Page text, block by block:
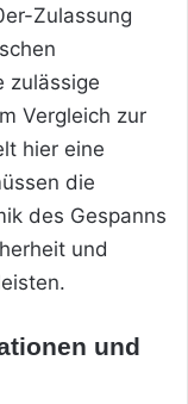
Zulassung
zulässige
Vergleich zur
hier eine
die
des Gespanns
und
und